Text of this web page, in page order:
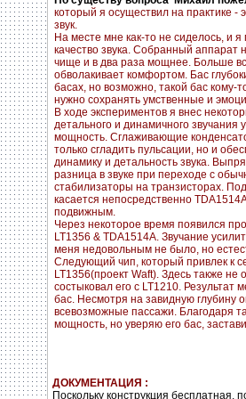
который я осуществил на практике -
звук.
На месте мне как-то не сиделось, и
качество звука. Собранный аппарат
чище и в два раза мощнее. Больше
обволакивает комфортом. Бас
басах, но возможно, такой бас
нужно сохранять умственные и
В ходе экспериментов я внес
детального и динамичного
мощность. Сглаживающие
только сгладить пульсации, но и
динамику и детальность звука.
разница в звуке при переходе с
стабилизаторы на транзисторах.
касается непосредственно
подвижным.
Через некоторое время появился
LT1356 & TDA1514A. Звучание
меня недовольным не было, но
Следующий чип, который привлек к
LT1356(проект Waft). Здесь также
состыковал его с LT1210.
бас. Несмотря на завидную глубину
всевозможные пассажи. Благодаря
мощность, но уверяю его бас,
ДОКУМЕНТАЦИЯ :
Поскольку конструкция